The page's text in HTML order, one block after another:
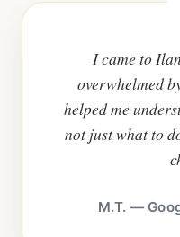
I came to
overwhelmed
helped me
not just what to
M.T. —